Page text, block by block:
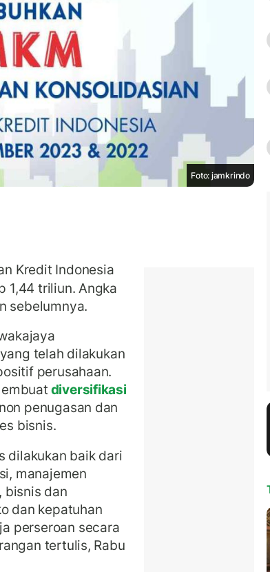
Foto: jamkrindo
Kredit Indonesia
1,44 triliun. Angka
sebelumnya.
telah dilakukan
perusahaan.
diversifikasi
penugasan dan
bisnis.
dilakukan baik dari
manajemen
bisnis dan
dan kepatuhan
perseroan secara
tertulis, Rabu